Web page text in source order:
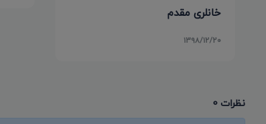
خانلری مقدم
۱۳۹۸/۱۲/۲۰
نظرات 0